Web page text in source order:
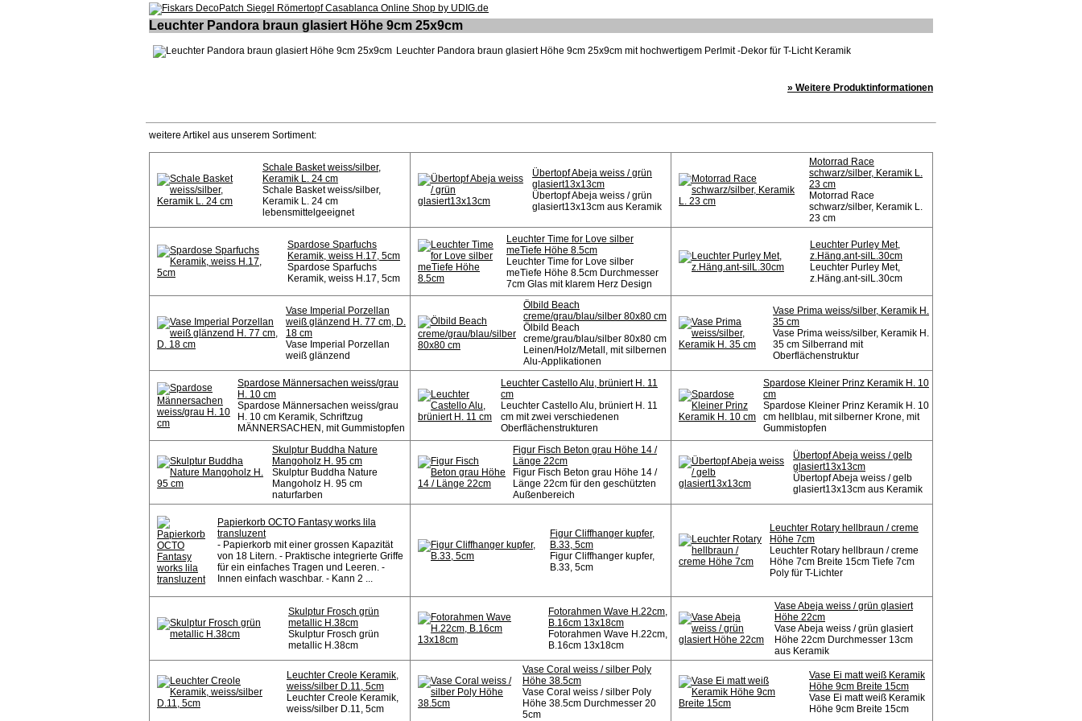
Leuchter Pandora braun glasiert Höhe 9cm 25x9cm
Leuchter Pandora braun glasiert Höhe 9cm 25x9cm mit hochwertigem Perlmit -Dekor für T-Licht Keramik
» Weitere Produktinformationen
weitere Artikel aus unserem Sortiment:
Schale Basket weiss/silber,
Keramik L. 24 cm
Schale Basket weiss/silber,
Keramik L. 24 cm
lebensmittelgeeignet
Übertopf Abeja weiss / grün
glasiert13x13cm
Übertopf Abeja weiss / grün
glasiert13x13cm aus Keramik
Motorrad Race
schwarz/silber, Keramik L.
23 cm
Motorrad Race
schwarz/silber, Keramik L.
23 cm
Spardose Sparfuchs
Keramik, weiss H.17, 5cm
Spardose Sparfuchs
Keramik, weiss H.17, 5cm
Leuchter Time for Love silber
meTiefe Höhe 8.5cm
Leuchter Time for Love silber
meTiefe Höhe 8.5cm Durchmesser
7cm Glas mit klarem Herz Design
Leuchter Purley Met,
z.Häng.ant-silL.30cm
Leuchter Purley Met,
z.Häng.ant-silL.30cm
Vase Imperial Porzellan
weiß glänzend H. 77 cm, D.
18 cm
Vase Imperial Porzellan
weiß glänzend
Ölbild Beach
creme/grau/blau/silber 80x80 cm
Ölbild Beach
creme/grau/blau/silber 80x80 cm
Leinen/Holz/Metall, mit silbernen
Alu-Applikationen
Vase Prima weiss/silber, Keramik H.
35 cm
Vase Prima weiss/silber, Keramik H.
35 cm Silberrand mit
Oberflächenstruktur
Spardose Männersachen weiss/grau
H. 10 cm
Spardose Männersachen weiss/grau
H. 10 cm Keramik, Schriftzug
MÄNNERSACHEN, mit Gummistopfen
Leuchter Castello Alu, brüniert H. 11
cm
Leuchter Castello Alu, brüniert H. 11
cm mit zwei verschiedenen
Oberflächenstrukturen
Spardose Kleiner Prinz Keramik H. 10
cm
Spardose Kleiner Prinz Keramik H. 10
cm hellblau, mit silberner Krone, mit
Gummistopfen
Skulptur Buddha Nature
Mangoholz H. 95 cm
Skulptur Buddha Nature
Mangoholz H. 95 cm
naturfarben
Figur Fisch Beton grau Höhe 14 /
Länge 22cm
Figur Fisch Beton grau Höhe 14 /
Länge 22cm für den geschützten
Außenbereich
Übertopf Abeja weiss / gelb
glasiert13x13cm
Übertopf Abeja weiss / gelb
glasiert13x13cm aus Keramik
Papierkorb OCTO Fantasy works lila
transluzent
- Papierkorb mit einer grossen Kapazität
von 18 Litern. - Praktische integrierte Griffe
für ein einfaches Tragen und Leeren. -
Innen einfach waschbar. - Kann 2 ...
Figur Cliffhanger kupfer,
B.33, 5cm
Figur Cliffhanger kupfer,
B.33, 5cm
Leuchter Rotary hellbraun / creme
Höhe 7cm
Leuchter Rotary hellbraun / creme
Höhe 7cm Breite 15cm Tiefe 7cm
Poly für T-Lichter
Skulptur Frosch grün
metallic H.38cm
Skulptur Frosch grün
metallic H.38cm
Fotorahmen Wave H.22cm,
B.16cm 13x18cm
Fotorahmen Wave H.22cm,
B.16cm 13x18cm
Vase Abeja weiss / grün glasiert
Höhe 22cm
Vase Abeja weiss / grün glasiert
Höhe 22cm Durchmesser 13cm
aus Keramik
Leuchter Creole Keramik,
weiss/silber D.11, 5cm
Leuchter Creole Keramik,
weiss/silber D.11, 5cm
Vase Coral weiss / silber Poly
Höhe 38.5cm
Vase Coral weiss / silber Poly
Höhe 38.5cm Durchmesser 20
5cm
Vase Ei matt weiß Keramik
Höhe 9cm Breite 15cm
Vase Ei matt weiß Keramik
Höhe 9cm Breite 15cm